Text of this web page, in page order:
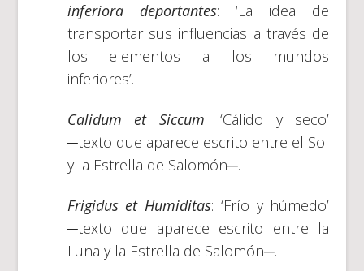
inferiora deportantes: ‘La idea de
transportar sus influencias a través de
los elementos a los mundos
inferiores’.
Calidum et Siccum: ‘Cálido y seco’
─texto que aparece escrito entre el Sol
y la Estrella de Salomón─.
Frigidus et Humiditas: ‘Frío y húmedo’
─texto que aparece escrito entre la
Luna y la Estrella de Salomón─.